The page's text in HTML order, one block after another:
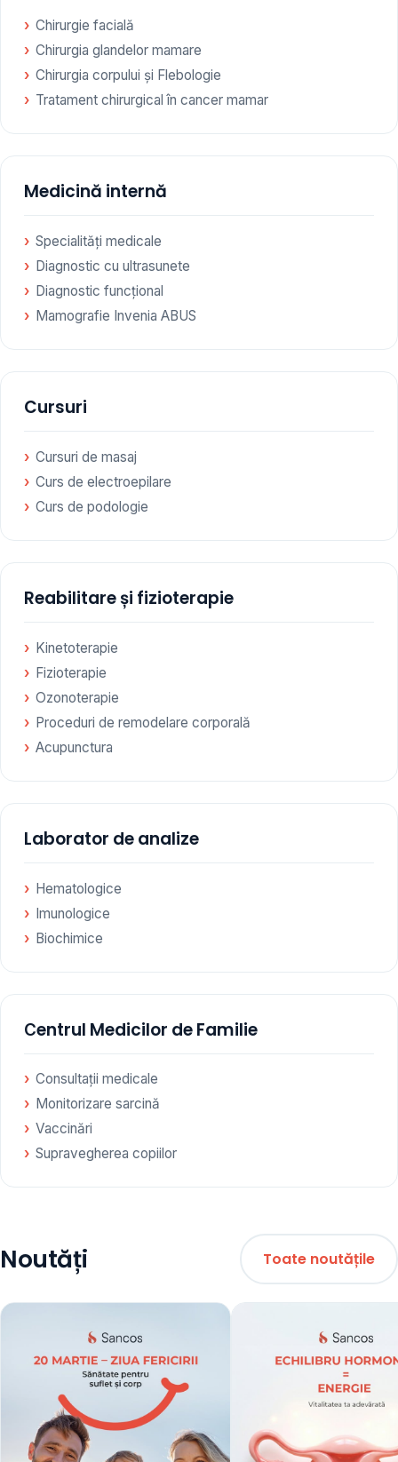
Chirurgie facială
Chirurgia glandelor mamare
Chirurgia corpului și Flebologie
Tratament chirurgical în cancer mamar
Medicină internă
Specialități medicale
Diagnostic cu ultrasunete
Diagnostic funcțional
Mamografie Invenia ABUS
Cursuri
Cursuri de masaj
Curs de electroepilare
Curs de podologie
Reabilitare și fizioterapie
Kinetoterapie
Fizioterapie
Ozonoterapie
Proceduri de remodelare corporală
Acupunctura
Laborator de analize
Hematologice
Imunologice
Biochimice
Сentrul Medicilor de Familie
Consultații medicale
Monitorizare sarcină
Vaccinări
Supravegherea copiilor
Noutăți Toate noutățile